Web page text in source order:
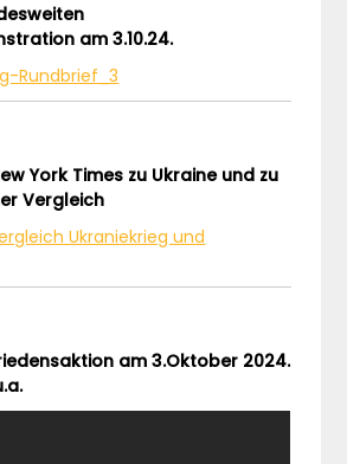
am 3.10.24.
Rundbrief_3
York Times zu Ukraine und zu
Vergleich
Ukraniekrieg und
am 3.Oktober 2024.